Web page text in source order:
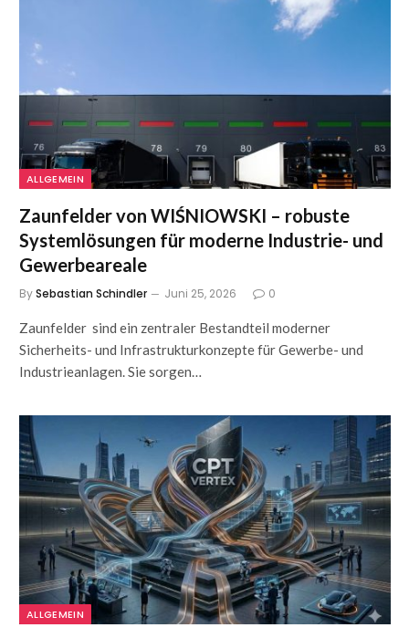
ALLGEMEIN
Zaunfelder von WIŚNIOWSKI – robuste
Systemlösungen für moderne Industrie- und
Gewerbeareale
BySebastian Schindler Juni 25, 2026 0
Zaunfelder sind ein zentraler Bestandteil moderner
Sicherheits- und Infrastrukturkonzepte für Gewerbe- und
Industrieanlagen. Sie sorgen…
ALLGEMEIN